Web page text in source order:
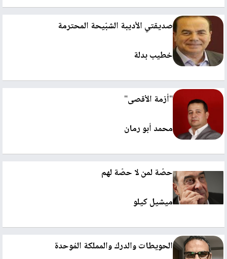
صديقتي الأديبة الشبّيحة المحترمة
خطيب بدلة
"أزمة الأقصى"
محمد أبو رمان
حصّة لمن لا حصّة لهم
ميشيل كيلو
الحويطات والدرك والمملكة المُوحدة